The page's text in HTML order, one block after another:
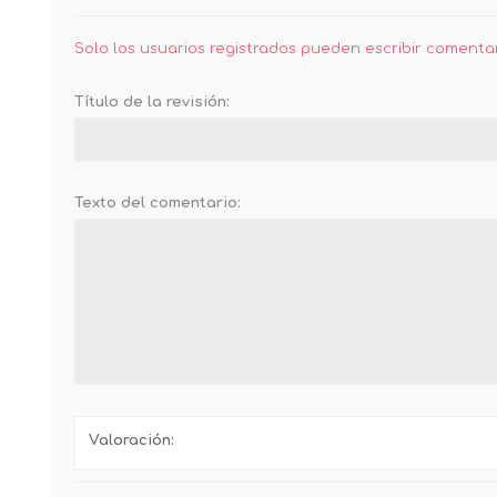
Solo los usuarios registrados pueden escribir
Título de la revisión:
Texto del comentario:
Valoración: